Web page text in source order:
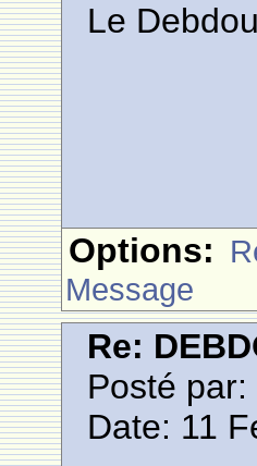
Le
Options:
Message
Re:
Posté par:
Date: 11